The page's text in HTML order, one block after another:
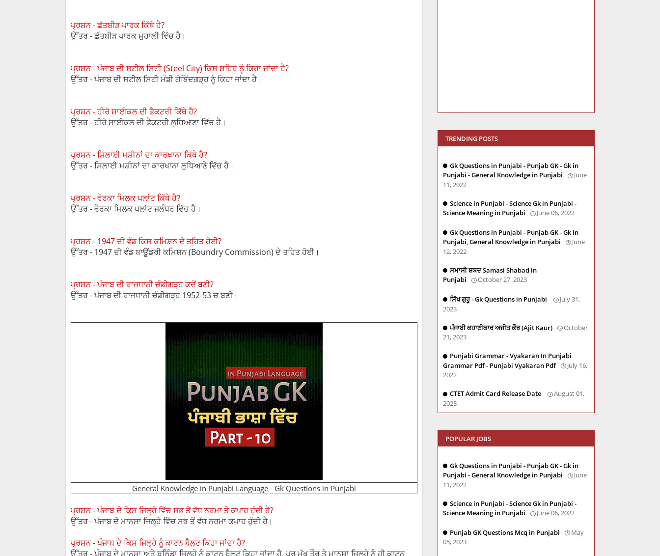
ਪ੍ਰਸ਼ਨ - ਛੱਤਬੀੜ ਪਾਰਕ ਕਿੱਥੇ ਹੈ?
ਉੱਤਰ - ਛੱਤਬੀੜ ਪਾਰਕ ਮੁਹਾਲੀ ਵਿੱਚ ਹੈ।
ਪ੍ਰਸ਼ਨ - ਪੰਜਾਬ ਦੀ ਸਟੀਲ ਸਿਟੀ (Steel City) ਕਿਸ ਸ਼ਹਿਰ ਨੂੰ ਕਿਹਾ ਜਾਂਦਾ ਹੈ?
ਉੱਤਰ - ਪੰਜਾਬ ਦੀ ਸਟੀਲ ਸਿਟੀ ਮੰਡੀ ਗੋਬਿੰਦਗੜ੍ਹ ਨੂੰ ਕਿਹਾ ਜਾਂਦਾ ਹੈ।
ਪ੍ਰਸ਼ਨ - ਹੀਰੋ ਸਾਈਕਲ ਦੀ ਫੈਕਟਰੀ ਕਿੱਥੇ ਹੈ?
ਉੱਤਰ - ਹੀਰੋ ਸਾਈਕਲ ਦੀ ਫੈਕਟਰੀ ਲੁਧਿਆਣਾ ਵਿੱਚ ਹੈ।
ਪ੍ਰਸ਼ਨ - ਸਿਲਾਈ ਮਸ਼ੀਨਾਂ ਦਾ ਕਾਰਖਾਨਾ ਕਿਥੇ ਹੈ?
ਉੱਤਰ - ਸਿਲਾਈ ਮਸ਼ੀਨਾਂ ਦਾ ਕਾਰਖਾਨਾ ਲੁਧਿਆਣੇ ਵਿੱਚ ਹੈ।
ਪ੍ਰਸ਼ਨ - ਵੇਰਕਾ ਮਿਲਕ ਪਲਾਂਟ ਕਿੱਥੇ ਹੈ?
ਉੱਤਰ - ਵੇਰਕਾ ਮਿਲਕ ਪਲਾਂਟ ਜਲੰਧਰ ਵਿੱਚ ਹੈ।
ਪ੍ਰਸ਼ਨ - 1947 ਦੀ ਵੰਡ ਕਿਸ ਕਮਿਸ਼ਨ ਦੇ ਤਹਿਤ ਹੋਈ?
ਉੱਤਰ - 1947 ਦੀ ਵੰਡ ਬਾਊਂਡਰੀ ਕਮਿਸ਼ਨ (Boundry Commission) ਦੇ ਤਹਿਤ ਹੋਈ।
ਪ੍ਰਸ਼ਨ - ਪੰਜਾਬ ਦੀ ਰਾਜਧਾਨੀ ਚੰਡੀਗੜ੍ਹ ਕਦੋਂ ਬਣੀ?
ਉੱਤਰ - ਪੰਜਾਬ ਦੀ ਰਾਜਧਾਨੀ ਚੰਡੀਗੜ੍ਹ 1952-53 ਚ ਬਣੀ।
General Knowledge in Punjabi Language - Gk Questions in Punjabi
ਪ੍ਰਸ਼ਨ - ਪੰਜਾਬ ਦੇ ਕਿਸ ਜਿਲ੍ਹੇ ਵਿੱਚ ਸਭ ਤੋਂ ਵੱਧ ਨਰਮਾ ਤੇ ਕਪਾਹ ਹੁੰਦੀ ਹੈ?
ਉੱਤਰ - ਪੰਜਾਬ ਦੇ ਮਾਨਸਾ ਜਿਲ੍ਹੇ ਵਿੱਚ ਸਭ ਤੋਂ ਵੱਧ ਨਰਮਾ ਕਪਾਹ ਹੁੰਦੀ ਹੈ।
ਪ੍ਰਸ਼ਨ - ਪੰਜਾਬ ਦੇ ਕਿਸ ਜਿਲ੍ਹੇ ਨੂੰ ਕਾਟਨ ਬੈਲਟ ਕਿਹਾ ਜਾਂਦਾ ਹੈ?
ਉੱਤਰ - ਪੰਜਾਬ ਦੇ ਮਾਨਸਾ ਅਤੇ ਬਠਿੰਡਾ ਜਿਲ੍ਹੇ ਨੂੰ ਕਾਟਨ ਬੈਲਟ ਕਿਹਾ ਜਾਂਦਾ ਹੈ, ਪਰ ਮੁੱਖ ਤੌਰ ਤੇ ਮਾਨਸਾ ਜਿਲ੍ਹੇ ਨੂੰ ਹੀ ਕਾਟਨ
TRENDING POSTS
Gk Questions in Punjabi - Punjab GK - Gk in
Punjabi - General Knowledge in Punjabi
June
11, 2022
Science in Punjabi - Science Gk in Punjabi -
Science Meaning in Punjabi
June 06, 2022
Gk Questions in Punjabi - Punjab GK - Gk in
Punjabi, General Knowledge in Punjabi
June
12, 2022
ਸਮਾਸੀ ਸ਼ਬਦ Samasi Shabad in
Punjabi
October 27, 2023
ਸਿੱਖ ਗੁਰੂ - Gk Questions in Punjabi
July 31,
2023
ਪੰਜਾਬੀ ਕਹਾਣੀਕਾਰ ਅਜੀਤ ਕੌਰ (Ajit Kaur)
October
21, 2023
Punjabi Grammar - Vyakaran In Punjabi
Grammar Pdf - Punjabi Vyakaran Pdf
July 16,
2022
CTET Admit Card Release Date
August 01,
2023
POPULAR JOBS
Gk Questions in Punjabi - Punjab GK - Gk in
Punjabi - General Knowledge in Punjabi
June
11, 2022
Science in Punjabi - Science Gk in Punjabi -
Science Meaning in Punjabi
June 06, 2022
Punjab GK Questions Mcq in Punjabi
May
05, 2023